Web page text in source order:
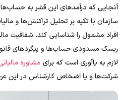
آنجایی که درآمدهای این قشر به
سازمان با تکیه بر تحلیل تراکنش‌ها و
افراد مشمول را شناسایی کند. شفافیت
ریسک مسدودی حساب‌ها و پیگردهای
لازم به یاآوری است که برای مشاوره
شرکت‌ها و یا اضخاص کارشناس در این